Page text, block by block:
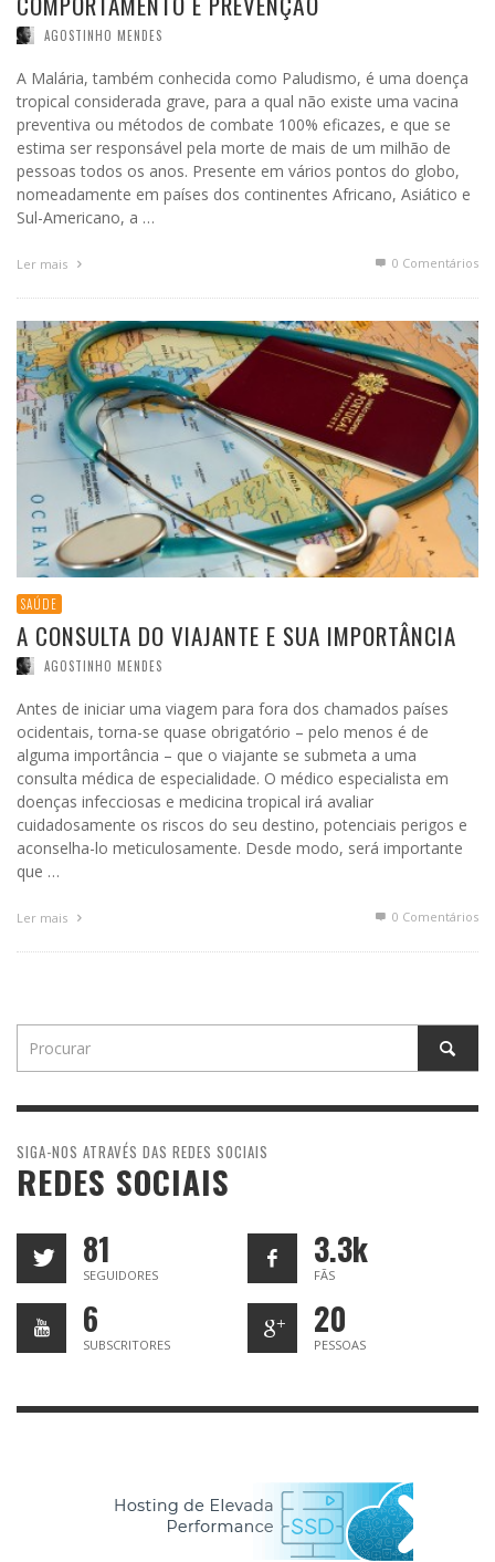
AGOSTINHO MENDES
A Malária, também conhecida como Paludismo, é uma doença
tropical considerada grave, para a qual não existe uma vacina
preventiva ou métodos de combate 100% eficazes, e que se
estima ser responsável pela morte de mais de um milhão de
pessoas todos os anos. Presente em vários pontos do globo,
nomeadamente em países dos continentes Africano, Asiático e
Sul-Americano, a …
Ler mais 0 Comentários
SAÚDE
A CONSULTA DO VIAJANTE E SUA IMPORTÂNCIA
AGOSTINHO MENDES
Antes de iniciar uma viagem para fora dos chamados países
ocidentais, torna-se quase obrigatório – pelo menos é de
alguma importância – que o viajante se submeta a uma
consulta médica de especialidade. O médico especialista em
doenças infecciosas e medicina tropical irá avaliar
cuidadosamente os riscos do seu destino, potenciais perigos e
aconselha-lo meticulosamente. Desde modo, será importante
que …
Ler mais 0 Comentários
SIGA-NOS ATRAVÉS DAS REDES SOCIAIS
REDES SOCIAIS
81
SEGUIDORES
3.3k
FÃS
6
SUBSCRITORES
20
PESSOAS